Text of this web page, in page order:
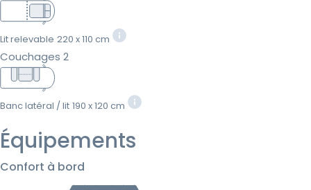
Lit relevable 220 x 110 cm
Couchages 2
Banc latéral / lit 190 x 120 cm
Équipements
Confort à bord